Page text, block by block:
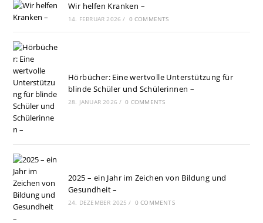
Wir helfen Kranken –
14. FEBRUAR 2026 / 0 COMMENTS
Hörbücher: Eine wertvolle Unterstützung für
blinde Schüler und Schülerinnen –
28. JANUAR 2026 / 0 COMMENTS
2025 – ein Jahr im Zeichen von Bildung und
Gesundheit –
24. DEZEMBER 2025 / 0 COMMENTS